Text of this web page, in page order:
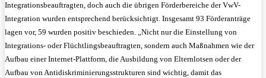
Integrationsbeauftragten, doch auch die übrigen Förderbereiche der VwV-
Integration wurden entsprechend berücksichtigt. Insgesamt 93 Förderanträge
lagen vor, 59 wurden positiv beschieden. „Nicht nur die Einstellung von
Integrations- oder Flüchtlingsbeauftragten, sondern auch Maßnahmen wie der
Aufbau einer Internet-Plattform, die Ausbildung von Elternlotsen oder der
Aufbau von Antidiskriminierungsstrukturen sind wichtig, damit das